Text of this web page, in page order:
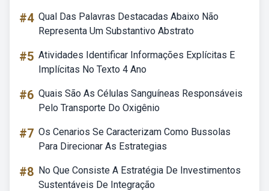
#4 Qual Das Palavras Destacadas Abaixo Não
Representa Um Substantivo Abstrato
#5 Atividades Identificar Informações Explícitas E
Implícitas No Texto 4 Ano
#6 Quais São As Células Sanguíneas Responsáveis
Pelo Transporte Do Oxigênio
#7 Os Cenarios Se Caracterizam Como Bussolas
Para Direcionar As Estrategias
#8 No Que Consiste A Estratégia De Investimentos
Sustentáveis De Integração